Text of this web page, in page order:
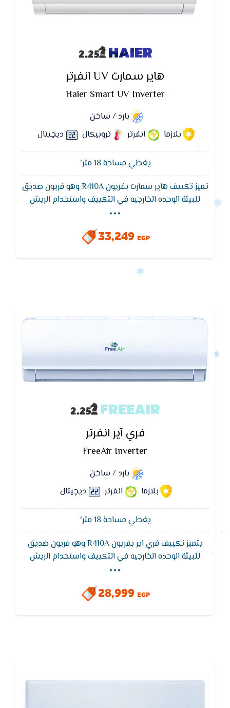
HAIER
هاير سمارت UV انفرتر
Haier Smart UV Inverter
بارد / ساخن
بلازما
انفرتر تروبيكال ديچيتال
يغطي مساحة 18 متر²
تميز تكييف هاير سمارت بفريون R410A وهو فريون صديق
للبيئة الوحده الخارجيه في التكييف واستخدام الريش
الذهبيه للتبريد يقاوم التأكل وهي طبقه واقيه علي
سطح المبادل الحراري كما انها تعمل على مقاومه الصدا
وتزيد من كفاءه المبادل الحراري
...
33,249 EGP
FREEAIR
فري آير انفرتر
FreeAir Inverter
بارد / ساخن
بلازما
انفرتر ديچيتال
يغطي مساحة 18 متر²
يتميز تكييف فري اير بفريون R410A وهو فريون صديق
للبيئة الوحده الخارجيه في التكييف واستخدام الريش
الذهبيه للتبريد يقاوم التأكل وهي طبقه واقيه علي
وتزيد من كفاءه المبادل الحراري
...
28,999 EGP